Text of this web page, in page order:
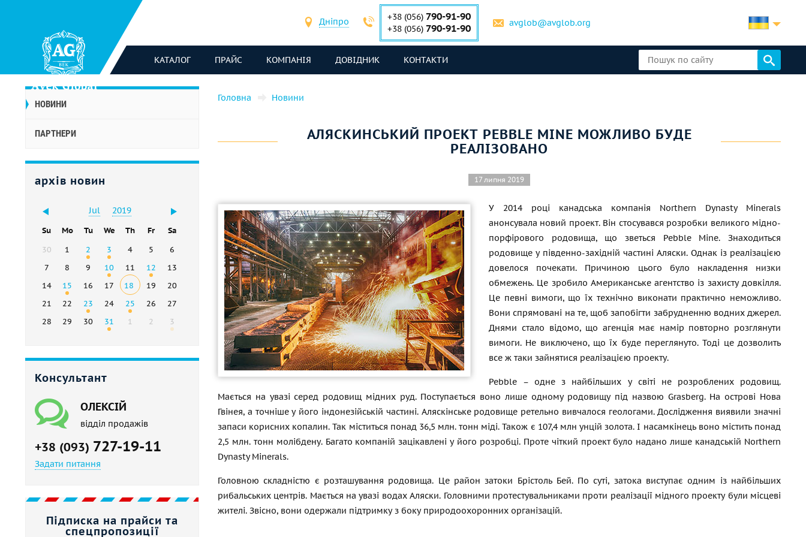
Дніпро +38 (056) 790-91-90
+38 (056) 790-91-90 avglob@avglob.org
КАТАЛОГ ПРАЙС КОМПАНІЯ ДОВІДНИК КОНТАКТИ
НОВИНИ
ПАРТНЕРИ
архів новин
Jul 2019
Su Mo Tu We Th Fr
Sa
30
1 2 3 4 5
6
7
8 9 10 11 12
13
14
15 16 17 18 19
20
21
22 23 24 25 26
27
28
29 30 31 1 2 3
Консультант
ОЛЕКСІЙ
відділ продажів
+38 (093) 727-19-11
Задати питання
Підписка на прайси та
спецпропозиції
Головна Новини
АЛЯСКИНСЬКИЙ ПРОЕКТ PEBBLE MINE МОЖЛИВО БУДЕ
РЕАЛІЗОВАНО
17 липня 2019
У 2014 році канадська компанія Northern Dynasty Minerals
анонсувала новий проект. Він стосувався розробки великого мідно-
порфірового родовища, що зветься Pebble Mine. Знаходиться
родовище у південно-західній частині Аляски. Однак із реалізацією
довелося почекати. Причиною цього було накладення низки
обмежень. Це зробило Американське агентство із захисту довкілля.
Це певні вимоги, що їх технічно виконати практично неможливо.
Вони спрямовані на те, щоб запобігти забрудненню водних джерел.
Днями стало відомо, що агенція має намір повторно розглянути
вимоги. Не виключено, що їх буде переглянуто. Тоді це дозволить
все ж таки зайнятися реалізацією проекту.
Pebble – одне з найбільших у світі не розроблених родовищ.
Мається на увазі серед родовищ мідних руд. Поступається воно лише одному родовищу під назвою Grasberg. На острові Нова
Гвінея, а точніше у його індонезійській частині. Аляскінське родовище ретельно вивчалося геологами. Дослідження виявили значні
запаси корисних копалин. Так міститься понад 36,5 млн. тонн міді. Також є 107,4 млн унцій золота. І насамкінець воно містить понад
2,5 млн. тонн молібдену. Багато компаній зацікавлені у його розробці. Проте чіткий проект було надано лише канадській Northern
Dynasty Minerals.
Головною складністю є розташування родовища. Це район затоки Брістоль Бей. По суті, затока виступає одним із найбільших
рибальських центрів. Мається на увазі водах Аляски. Головними протестувальниками проти реалізації мідного проекту були місцеві
жителі. Звісно, вони одержали підтримку з боку природоохоронних організацій.